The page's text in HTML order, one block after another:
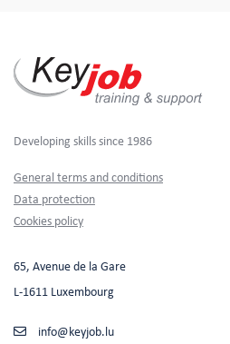
Developing skills since 1986
Footer
General terms and conditions
Data protection
Cookies policy
65, Avenue de la Gare
L-1611 Luxembourg
info@keyjob.lu